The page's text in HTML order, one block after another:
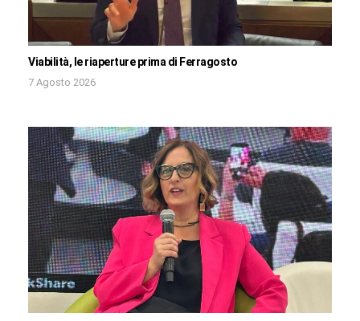
Viabilità, le riaperture prima di Ferragosto
7 Agosto 2026